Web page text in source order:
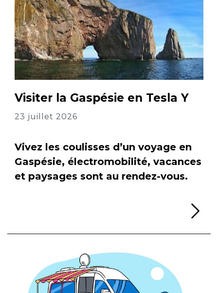
Visiter la Gaspésie en Tesla Y
23 juillet 2026
Vivez les coulisses d’un voyage en
Gaspésie, électromobilité, vacances
et paysages sont au rendez-vous.